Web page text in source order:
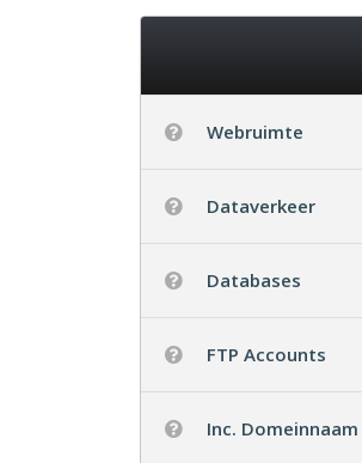
Webruimte
Dataverkeer
Databases
FTP Accounts
Inc. Domeinnaam